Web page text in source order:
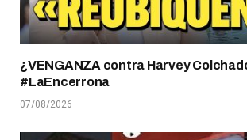
¿VENGANZA contra Harvey
#LaEncerrona
07/08/2026